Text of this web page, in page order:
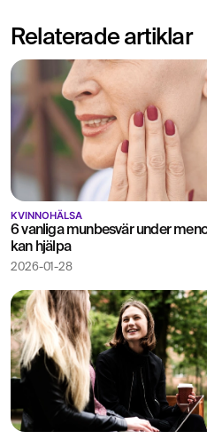
Relaterade artiklar
KVINNOHÄLSA
6 vanliga munbesvär under
kan hjälpa
2026-01-28